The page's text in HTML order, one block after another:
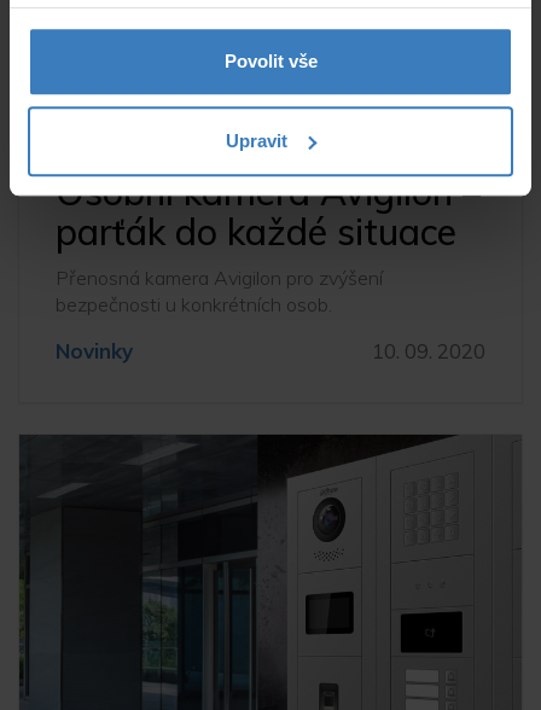
Povolit vše
Upravit
Osobní kamera Avigilon –
parťák do každé situace
Přenosná kamera Avigilon pro zvýšení
bezpečnosti u konkrétních osob.
Novinky 10. 09. 2020